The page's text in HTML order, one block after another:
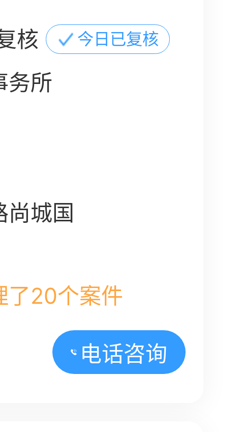
核 今日已复核
务所
城国
了20个案件
电话咨询